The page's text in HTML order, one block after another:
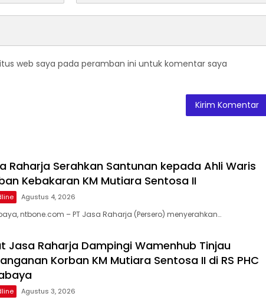
web saya pada peramban ini untuk komentar saya
Raharja Serahkan Santunan kepada Ahli Waris
Kebakaran KM Mutiara Sentosa II
Agustus 4, 2026
ntbone.com – PT Jasa Raharja (Persero) menyerahkan…
Jasa Raharja Dampingi Wamenhub Tinjau
Korban KM Mutiara Sentosa II di RS PHC
Agustus 3, 2026